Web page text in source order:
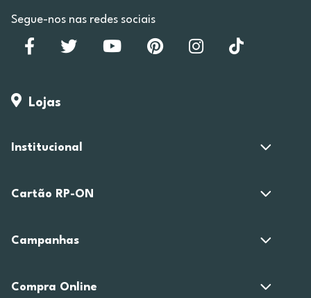
Segue-nos nas redes sociais
Lojas
Institucional
Cartão RP-ON
Campanhas
Compra Online